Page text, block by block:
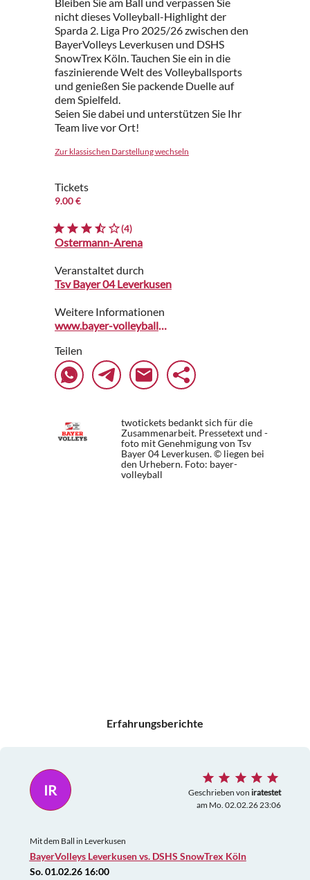
nicht dieses Volleyball-Highlight der
Sparda 2. Liga Pro 2025/26 zwischen den
BayerVolleys Leverkusen und DSHS
SnowTrex Köln. Tauchen Sie ein in die
faszinierende Welt des Volleyballsports
und genießen Sie packende Duelle auf
dem Spielfeld.
Seien Sie dabei und unterstützen Sie Ihr
Team live vor Ort!
Zur klassischen Darstellung wechseln
Tickets
9.00 €
(4)
Ostermann-Arena
Veranstaltet durch
Tsv Bayer 04 Leverkusen
Weitere Informationen
www.bayer-volleyball-bundesliga.de
Teilen
twotickets bedankt sich für die
Zusammenarbeit. Pressetext und -
foto mit Genehmigung von Tsv
Bayer 04 Leverkusen. © liegen bei
den Urhebern. Foto: bayer-
volleyball
Erfahrungsberichte
IR Geschrieben von iratestet
am Mo. 02.02.26 23:06
Mit dem Ball in Leverkusen
BayerVolleys Leverkusen vs. DSHS SnowTrex Köln
So. 01.02.26 16:00